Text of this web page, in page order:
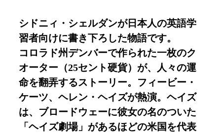
シドニィ・シェルダンが日本人の英語学
習者向けに書き下ろした物語です。
コロラド州デンバーで作られた一枚のク
オーター（25セント硬貨）が、人々の運
命を翻弄するストーリー。フィービー・
ケーツ、ヘレン・ヘイズが熱演。ヘイズ
は、ブロードウェーに彼女の名のついた
「ヘイズ劇場」があるほどの米国を代表